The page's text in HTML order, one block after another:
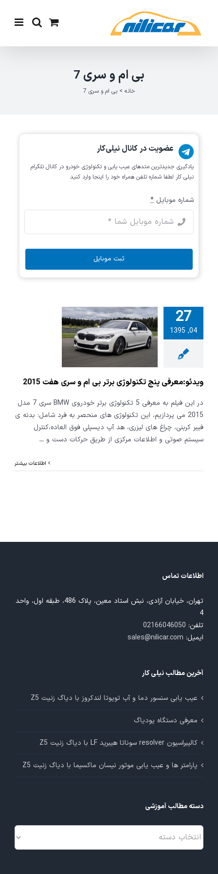
content
بی ام و سری 7
خانه >بی ام و سری 7
27
04, 1395پنج
ویدئو:معرفی پنج تکنولوژی برتر بی ام و سری هفت 2015
در این فیلم به معرفی 5 تکنولوژی برتر خودروی BMW سری 7 مدل
2015 می پردازیم، این تکنولوژی های منحصر به فرد شامل: بدنه ی
فیبر کربنی، چراغ های لیزری، هد آپ دیسپلی فوق العاده،کنترل
سیستم صوتی و اطلاعات مرکزی از طریق حرکات دست و ...
اطلاعات بیشتر
عضویت در کانال نیلی‌کار
یادگیری جدیدترین متد‌های عیب یابی‌ و تکنولوژی خودرو در کانال تلگرام
نیلی کار لطفا شماره تلفن همراه خود را اینجا وارد کنید
شماره موبایل *
ثبت موبایل
اطلاعات تماس
تهران، خیابان آزادی، نبش استاد معین، پلاک 486، طبقه اول، واحد
4
تلفن: 02166046050
ایمیل: sales@nilicar.com
آخرین مطالب نیلی کار
عیب یابی سنسور دما و آب تویوتا لندکروز با دیاگ زنیت Z5
معرفی دستگاه یودیاگ
کالیبراسیون resolver سوناتا هیبرید LF با دیاگ زنیت Z5
پارامتر ها و عیب یابی موتور نیسان ماکسیما با دیاگ زنیت Z5
دسته مطالب آموزشی
دسته